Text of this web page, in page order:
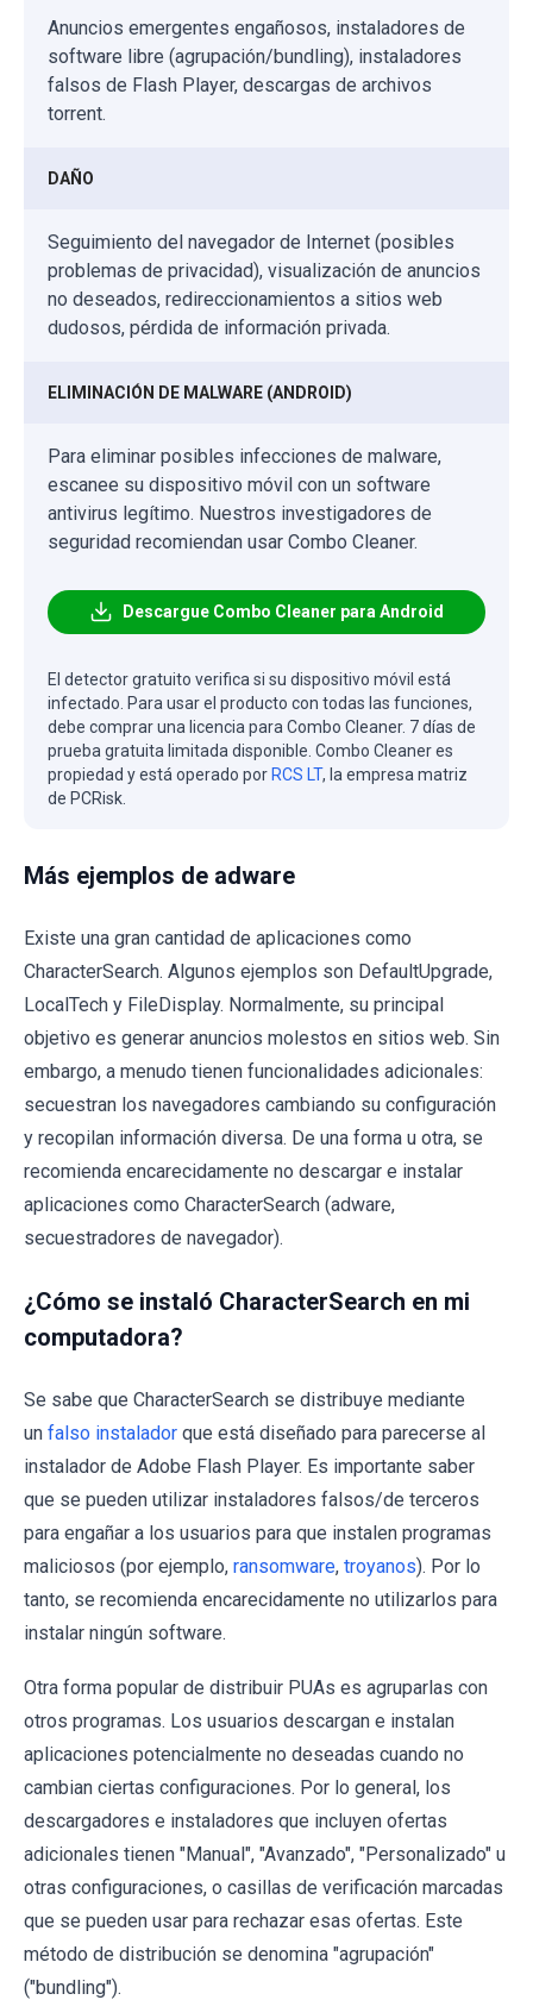
Anuncios emergentes engañosos, instaladores de
software libre (agrupación/bundling), instaladores
falsos de Flash Player, descargas de archivos
torrent.
DAÑO
Seguimiento del navegador de Internet (posibles
problemas de privacidad), visualización de anuncios
no deseados, redireccionamientos a sitios web
dudosos, pérdida de información privada.
ELIMINACIÓN DE MALWARE (ANDROID)
Para eliminar posibles infecciones de malware,
escanee su dispositivo móvil con un software
antivirus legítimo. Nuestros investigadores de
seguridad recomiendan usar Combo Cleaner.
Descargue Combo Cleaner para Android
El detector gratuito verifica si su dispositivo móvil está
infectado. Para usar el producto con todas las funciones,
debe comprar una licencia para Combo Cleaner. 7 días de
prueba gratuita limitada disponible. Combo Cleaner es
propiedad y está operado por RCS LT, la empresa matriz
de PCRisk.
Más ejemplos de adware
Existe una gran cantidad de aplicaciones como
CharacterSearch. Algunos ejemplos son DefaultUpgrade,
LocalTech y FileDisplay. Normalmente, su principal
objetivo es generar anuncios molestos en sitios web. Sin
embargo, a menudo tienen funcionalidades adicionales:
secuestran los navegadores cambiando su configuración
y recopilan información diversa. De una forma u otra, se
recomienda encarecidamente no descargar e instalar
aplicaciones como CharacterSearch (adware,
secuestradores de navegador).
¿Cómo se instaló CharacterSearch en mi
computadora?
Se sabe que CharacterSearch se distribuye mediante
un falso instalador que está diseñado para parecerse al
instalador de Adobe Flash Player. Es importante saber
que se pueden utilizar instaladores falsos/de terceros
para engañar a los usuarios para que instalen programas
maliciosos (por ejemplo, ransomware, troyanos). Por lo
tanto, se recomienda encarecidamente no utilizarlos para
instalar ningún software.
Otra forma popular de distribuir PUAs es agruparlas con
otros programas. Los usuarios descargan e instalan
aplicaciones potencialmente no deseadas cuando no
cambian ciertas configuraciones. Por lo general, los
descargadores e instaladores que incluyen ofertas
adicionales tienen "Manual", "Avanzado", "Personalizado" u
otras configuraciones, o casillas de verificación marcadas
que se pueden usar para rechazar esas ofertas. Este
método de distribución se denomina "agrupación"
("bundling").